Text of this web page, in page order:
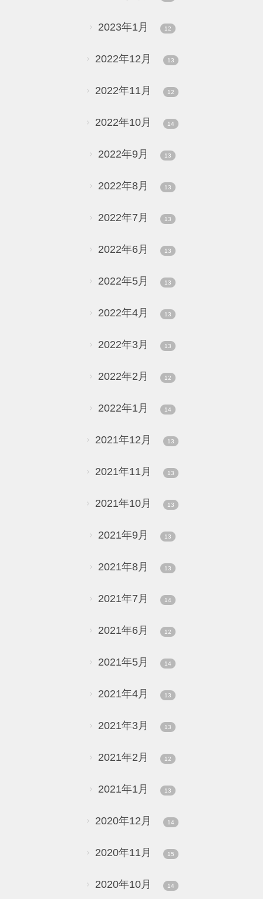
2023年1月 12
2022年12月 13
2022年11月 12
2022年10月 14
2022年9月 13
2022年8月 13
2022年7月 13
2022年6月 13
2022年5月 13
2022年4月 13
2022年3月 13
2022年2月 12
2022年1月 14
2021年12月 13
2021年11月 13
2021年10月 13
2021年9月 13
2021年8月 13
2021年7月 14
2021年6月 12
2021年5月 14
2021年4月 13
2021年3月 13
2021年2月 12
2021年1月 13
2020年12月 14
2020年11月 15
2020年10月 14